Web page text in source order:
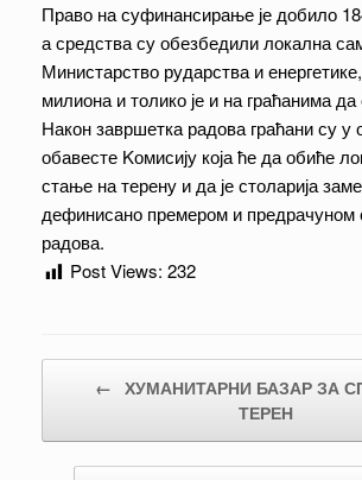
Право на суфинансирање је добило
а средства су обезбедили локална
Министарство рударства и
милиона и толико је и на граћанима
Након завршетка радова граћани су у
обавесте Kомисију која ће да обиће
стање на терену и да је столарија
дефинисано премером и предрачуном
радова.
Post Views: 232
← ХУМАНИТАРНИ БАЗАР ЗА
ТЕРЕН